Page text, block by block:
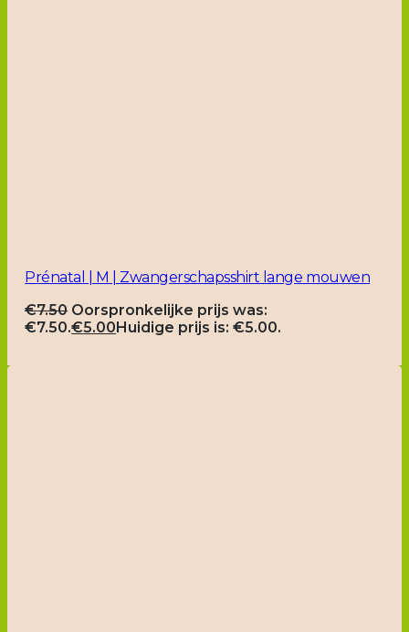
Prénatal | M | Zwangerschapsshirt lange mouwen
€7.50 Oorspronkelijke prijs was:
€7.50.€5.00 Huidige prijs is: €5.00.